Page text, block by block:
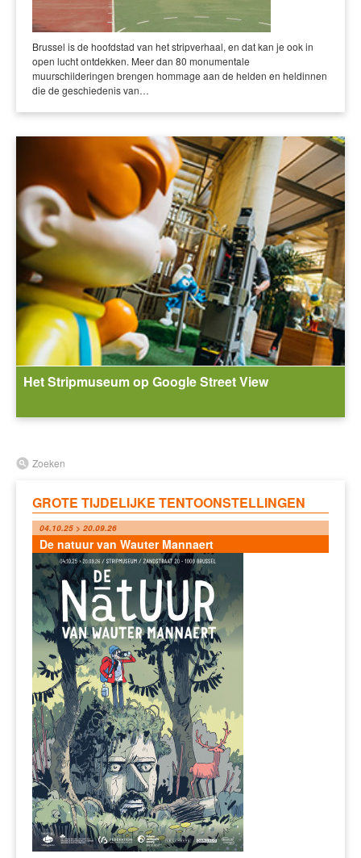
Brussel is de hoofdstad van het stripverhaal, en dat kan je ook in
open lucht ontdekken. Meer dan 80 monumentale
muurschilderingen brengen hommage aan de helden en heldinnen
die de geschiedenis van…
Het Stripmuseum op Google Street View
Zoeken
GROTE TIJDELIJKE TENTOONSTELLINGEN
04.10.25 > 20.09.26
De natuur van Wauter Mannaert